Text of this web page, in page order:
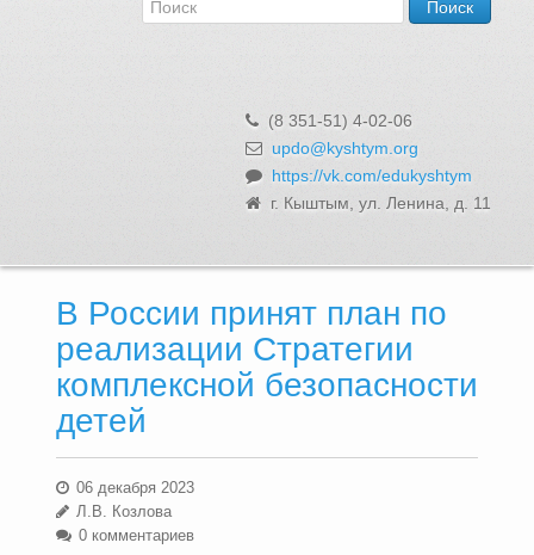
(8 351-51) 4-02-06
updo@kyshtym.org
https://vk.com/edukyshtym
г. Кыштым, ул. Ленина, д. 11
Об Управлении
Муниципальная служба и вакансии
Информационные системы, реестры и банки данных
Закупки для муниципальных нужд
Использование бюджетных средств
В России принят план по
реализации Стратегии
комплексной безопасности
детей
06 декабря 2023
Л.В. Козлова
0 комментариев